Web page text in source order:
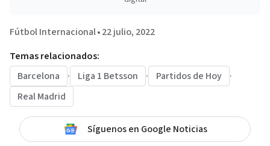
Fútbol Internacional•22 julio, 2022
Temas relacionados:
Barcelona
· Liga 1 Betsson · Partidos de Hoy
·
Real Madrid
Síguenos en Google Noticias